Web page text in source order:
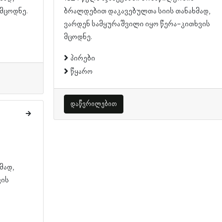
ბრალდებით დაკავებულთა სიის თანახმად,
ვარდენ სამყურაშვილი იყო წერა-კითხვის
მცოდნე.
პირები
წყარო
დაწვრილებით